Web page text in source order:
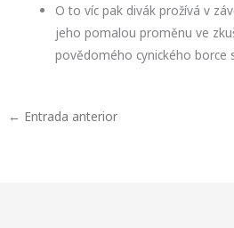
O to víc pak divák prožívá v
jeho pomalou proměnu ve
povědomého cynického borce
← Entrada anterior